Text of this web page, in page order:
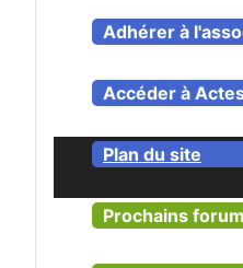
Adhérer à
Accéder à
Plan du site
Prochains